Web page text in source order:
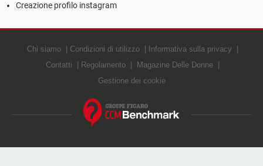
Creazione profilo instagram
Chi siamo Condizioni di utilizzo
Informativa sulla privacy
Contatti
Regolamento
Magazine Delle Donne
Gestione dei cookie